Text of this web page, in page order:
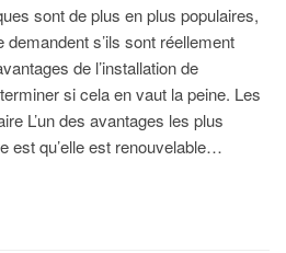
sont de plus en plus populaires,
s’ils sont réellement
de l’installation de
si cela en vaut la peine. Les
L’un des avantages les plus
est qu’elle est renouvelable…